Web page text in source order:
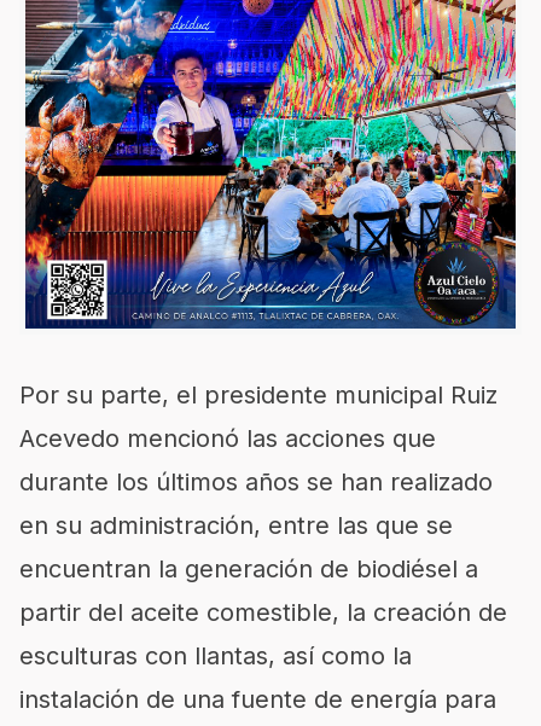
Por su parte, el presidente municipal Ruiz
Acevedo mencionó las acciones que
durante los últimos años se han realizado
en su administración, entre las que se
encuentran la generación de biodiésel a
partir del aceite comestible, la creación de
esculturas con llantas, así como la
instalación de una fuente de energía para